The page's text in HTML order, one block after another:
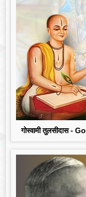
गोस्वामी तुलसीदास -